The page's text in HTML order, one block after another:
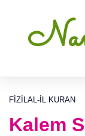
FIZILAL-IL KURAN
Kalem